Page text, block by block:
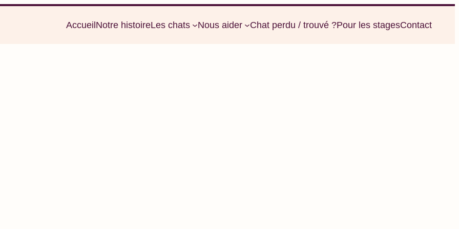
AccueilNotre histoireLes chats Nous aider Chat perdu / trouvé ?Pour les stagesContact